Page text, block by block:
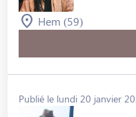
Hem (59)
Publié le lundi 20 janvier